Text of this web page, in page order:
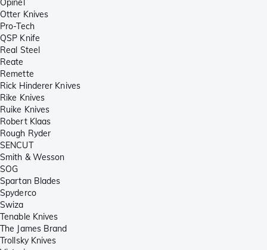
Opinel
Otter Knives
Pro-Tech
QSP Knife
Real Steel
Reate
Remette
Rick Hinderer Knives
Rike Knives
Ruike Knives
Robert Klaas
Rough Ryder
SENCUT
Smith & Wesson
SOG
Spartan Blades
Spyderco
Swiza
Tenable Knives
The James Brand
Trollsky Knives